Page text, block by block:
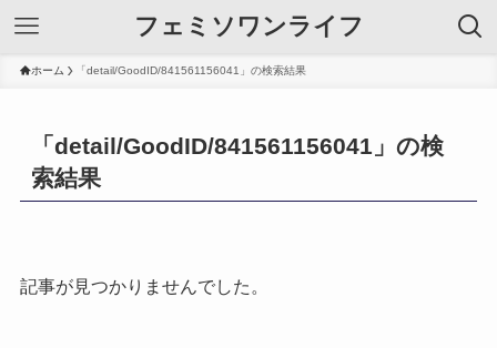
フェミソワンライフ
ホーム 「detail/GoodID/841561156041」の検索結果
「detail/GoodID/841561156041」の検
索結果
記事が見つかりませんでした。